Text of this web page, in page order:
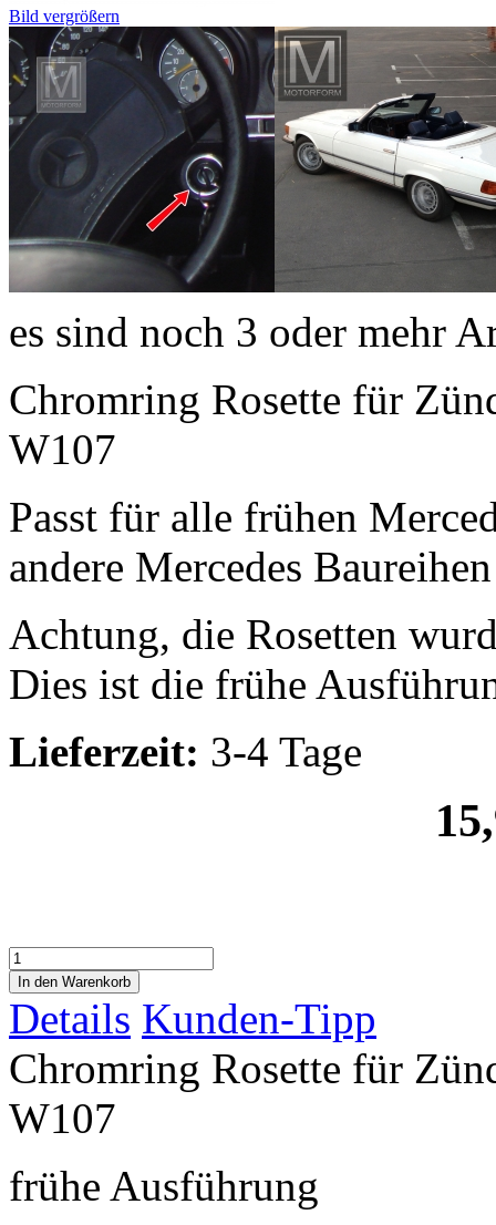
Bild vergrößern
es sind noch 3 oder mehr
Chromring Rosette für
W107
Passt für alle frühen
andere Mercedes
Achtung, die Rosetten
Dies ist die frühe
Lieferzeit: 3-4 Tage
Details Kunden-Tipp
Chromring Rosette für
W107
frühe Ausführung